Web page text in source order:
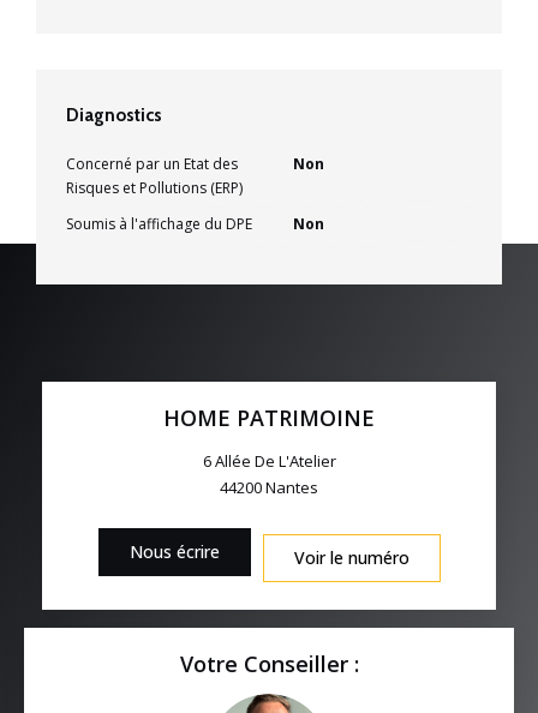
Diagnostics
Concerné par un Etat des
Risques et Pollutions (ERP)
Non
Soumis à l'affichage du DPE Non
HOME PATRIMOINE
6 Allée De L'Atelier
44200Nantes
Nous écrire Voir le numéro
Votre Conseiller :